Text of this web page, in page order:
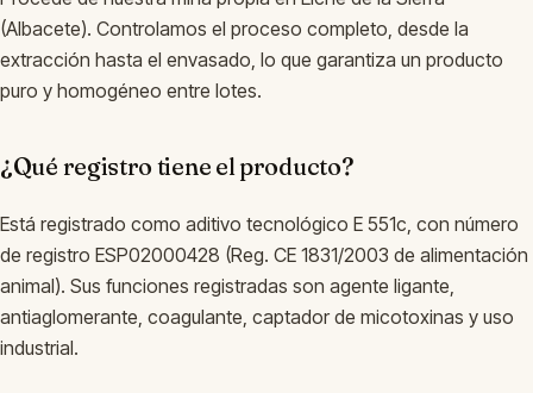
(Albacete). Controlamos el proceso completo, desde la
extracción hasta el envasado, lo que garantiza un producto
puro y homogéneo entre lotes.
¿Qué registro tiene el producto?
Está registrado como aditivo tecnológico E 551c, con número
de registro ESP02000428 (Reg. CE 1831/2003 de alimentación
animal). Sus funciones registradas son agente ligante,
antiaglomerante, coagulante, captador de micotoxinas y uso
industrial.